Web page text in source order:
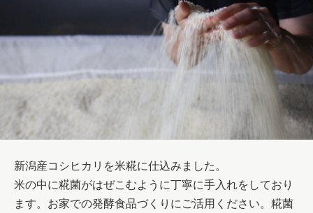
新潟産コシヒカリを米糀に仕込みました。
米の中に糀菌がはぜこむように丁寧に手入れをしており
ます。お家での発酵食品づくりにご活用ください。糀菌